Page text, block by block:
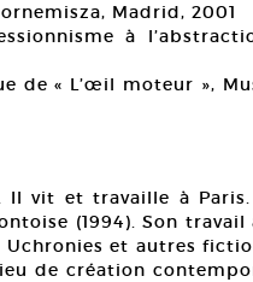
Madrid, 2001
à
« L’œil moteur »,
Il vit et travaille à
(1994). Son
et autres
de création